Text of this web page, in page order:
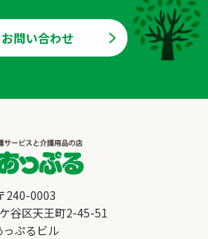
お問い合わせ
240-0003
谷区天王町2-45-51
っぷるビル